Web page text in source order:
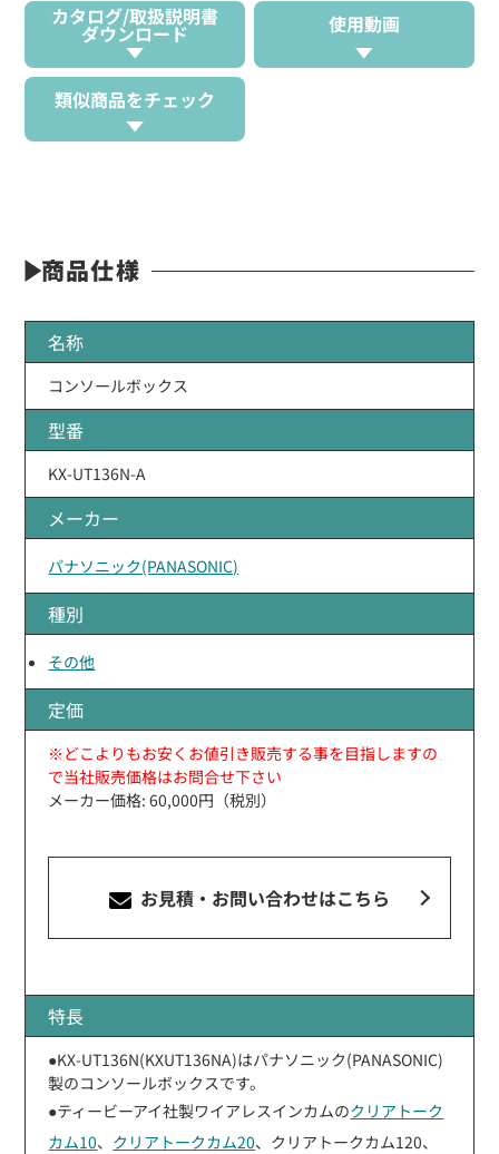
カタログ/取扱説明書
ダウンロード 使用動画
類似商品をチェック
商品仕様
名称
コンソールボックス
型番
KX-UT136N-A
メーカー
パナソニック(PANASONIC)
種別
その他
定価
※どこよりもお安くお値引き販売する事を目指しますの
で当社販売価格はお問合せ下さい
メーカー価格: 60,000円（税別）
お見積・お問い合わせはこちら
特長
●KX-UT136N(KXUT136NA)はパナソニック(PANASONIC)
製のコンソールボックスです。
●ティービーアイ社製ワイアレスインカムのクリアトーク
カム10、 クリアトークカム20、クリアトークカム120、